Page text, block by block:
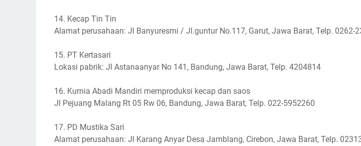
14. Kecap Tin Tin
Alamat perusahaan: Jl Banyuresmi / Jl.guntur No.117, Garut, Jawa Barat, Telp. 0262-
15. PT Kertasari
Lokasi pabrik: Jl Astanaanyar No 141, Bandung, Jawa Barat, Telp. 4204814
16. Kurnia Abadi Mandiri memproduksi kecap dan saos
Jl Pejuang Malang Rt 05 Rw 06, Bandung, Jawa Barat, Telp. 022-5952260
17. PD Mustika Sari
Alamat perusahaan: Jl Karang Anyar Desa Jamblang, Cirebon, Jawa Barat, Telp.